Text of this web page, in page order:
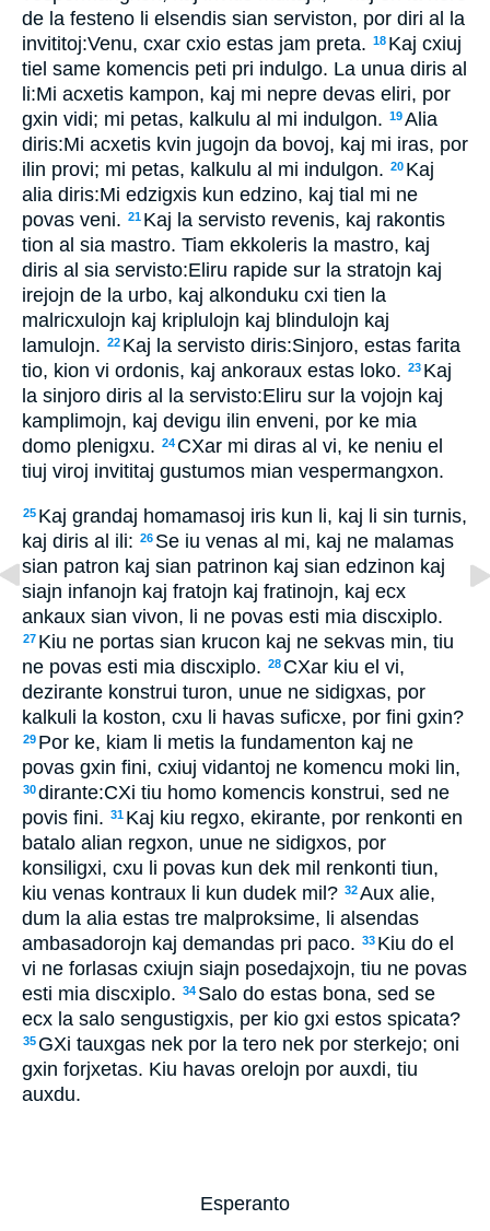
de la festeno li elsendis sian serviston, por diri al la
invititoj:Venu, cxar cxio estas jam preta. 18 Kaj cxiuj
tiel same komencis peti pri indulgo. La unua diris al
li:Mi acxetis kampon, kaj mi nepre devas eliri, por
gxin vidi; mi petas, kalkulu al mi indulgon. 19Alia
diris:Mi acxetis kvin jugojn da bovoj, kaj mi iras, por
ilin provi; mi petas, kalkulu al mi indulgon. 20 Kaj
alia diris:Mi edzigxis kun edzino, kaj tial mi ne
povas veni. 21 Kaj la servisto revenis, kaj rakontis
tion al sia mastro. Tiam ekkoleris la mastro, kaj
diris al sia servisto:Eliru rapide sur la stratojn kaj
irejojn de la urbo, kaj alkonduku cxi tien la
malricxulojn kaj kriplulojn kaj blindulojn kaj
lamulojn. 22 Kaj la servisto diris:Sinjoro, estas farita
tio, kion vi ordonis, kaj ankoraux estas loko. 23 Kaj
la sinjoro diris al la servisto:Eliru sur la vojojn kaj
kamplimojn, kaj devigu ilin enveni, por ke mia
domo plenigxu. 24 CXar mi diras al vi, ke neniu el
tiuj viroj invititaj gustumos mian vespermangxon.
25 Kaj grandaj homamasoj iris kun li, kaj li sin turnis,
kaj diris al ili: 26 Se iu venas al mi, kaj ne malamas
sian patron kaj sian patrinon kaj sian edzinon kaj
siajn infanojn kaj fratojn kaj fratinojn, kaj ecx
ankaux sian vivon, li ne povas esti mia discxiplo.
27 Kiu ne portas sian krucon kaj ne sekvas min, tiu
ne povas esti mia discxiplo. 28 CXar kiu el vi,
dezirante konstrui turon, unue ne sidigxas, por
kalkuli la koston, cxu li havas suficxe, por fini gxin?
29 Por ke, kiam li metis la fundamenton kaj ne
povas gxin fini, cxiuj vidantoj ne komencu moki lin,
30dirante:CXi tiu homo komencis konstrui, sed ne
povis fini. 31 Kaj kiu regxo, ekirante, por renkonti en
batalo alian regxon, unue ne sidigxos, por
konsiligxi, cxu li povas kun dek mil renkonti tiun,
kiu venas kontraux li kun dudek mil? 32Aux alie,
dum la alia estas tre malproksime, li alsendas
ambasadorojn kaj demandas pri paco. 33 Kiu do el
vi ne forlasas cxiujn siajn posedajxojn, tiu ne povas
esti mia discxiplo. 34 Salo do estas bona, sed se
ecx la salo sengustigxis, per kio gxi estos spicata?
35 GXi tauxgas nek por la tero nek por sterkejo; oni
gxin forjxetas. Kiu havas orelojn por auxdi, tiu
auxdu.
Esperanto